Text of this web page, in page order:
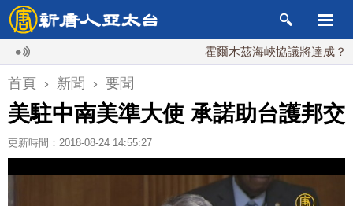
霍爾木茲海峽協議將達成？伊朗傳
首頁 › 新聞 › 要聞
美駐中南美準大使 承諾助台護邦交
更新時間：2018-08-24 14:55:27